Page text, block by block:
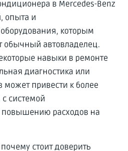
в Mercedes-Benz
опыта и
которым
обычный автовладелец.
навыки в ремонте
диагностика или
может привести к более
системой
расходов на
стоит доверить